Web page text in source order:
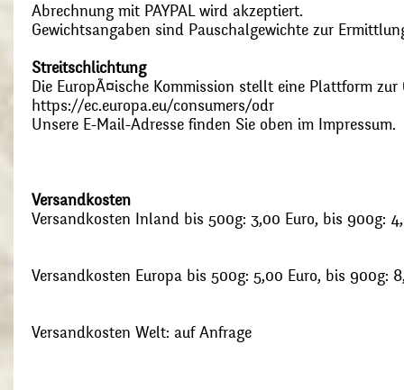
Abrechnung mit PAYPAL wird akzeptiert.
Gewichtsangaben sind Pauschalgewichte zur
Streitschlichtung
Die EuropÃ¤ische Kommission stellt eine Plattform
https://ec.europa.eu/consumers/odr
Unsere E-Mail-Adresse finden Sie oben im Impressum.
Versandkosten
Versandkosten Inland bis 500g: 3,00 Euro, bis 900g:
Versandkosten Europa bis 500g: 5,00 Euro, bis 900g:
Versandkosten Welt: auf Anfrage